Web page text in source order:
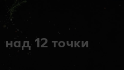
над 12 точки